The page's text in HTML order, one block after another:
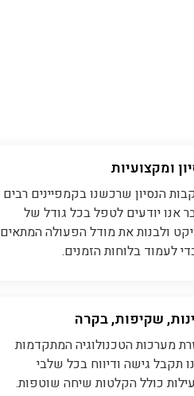
ומקצועיות
הנסיון שרכשנו בקמפיינים רבים
אנו יודעים לטפל בכל גודל של
ולבנות את מודל הפעולה המתאים
לעמוד בלוחות הזמנים.
שקיפות, בקרה
מערכות הטכנולוגיה המתקדמות
תקבל גישה ודיווח בכל שלבי
כולל הקלטות שיחה שוטפות.